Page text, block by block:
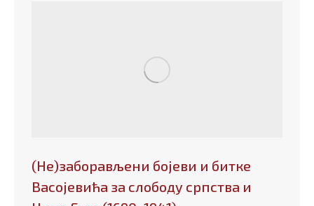
(Не)заборављени бојеви и битке
Васојевића за слободу српства и